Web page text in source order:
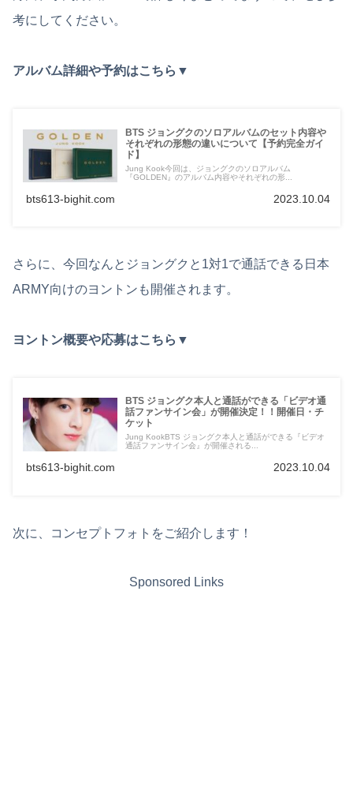
考にしてください。
アルバム詳細や予約はこちら▼
BTS ジョングクのソロアルバムのセット内容や
それぞれの形態の違いについて【予約完全ガイ
ド】
Jung Kook今回は、ジョングクのソロアルバム
『GOLDEN』のアルバム内容やそれぞれの形...
bts613-bighit.com 2023.10.04
さらに、今回なんとジョングクと1対1で通話できる日本
ARMY向けのヨントンも開催されます。
ヨントン概要や応募はこちら▼
BTS ジョングク本人と通話ができる「ビデオ通
話ファンサイン会」が開催決定！！開催日・チ
ケット
Jung KookBTS ジョングク本人と通話ができる『ビデオ
通話ファンサイン会』が開催される...
bts613-bighit.com 2023.10.04
次に、コンセプトフォトをご紹介します！
Sponsored Links